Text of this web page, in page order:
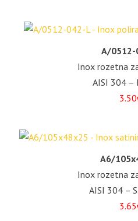
A/0512-
Inox rozetna
AISI 304 –
A6/
Inox rozetna
AISI 304 –